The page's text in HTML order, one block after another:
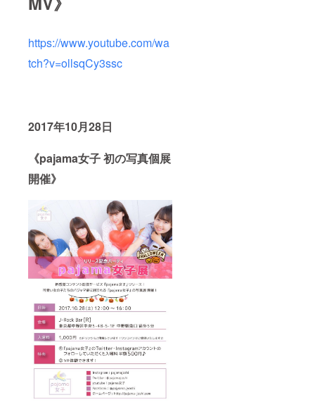
https://www.youtube.com/wa
tch?v=ollsqCy3ssc
2017年10月28日
《pajama女子 初の写真個展
開催》